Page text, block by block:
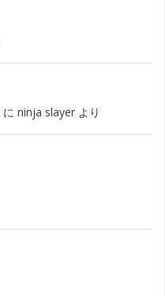
に ninja slayer より